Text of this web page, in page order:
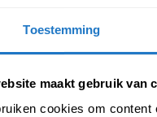
Toestemming
maakt gebruik van
cookies om
kolommen